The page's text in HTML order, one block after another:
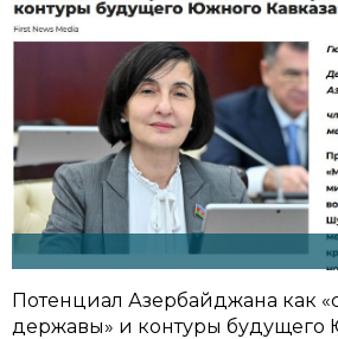
Потенциал Азербайджана как
державы» и контуры будущего